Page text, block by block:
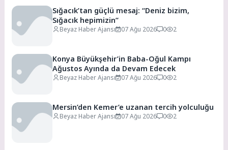
Sığacık’tan güçlü mesaj: “Deniz bizim,
Sığacık hepimizin”
Beyaz Haber Ajansı 07 Ağu 2026 0 2
Konya Büyükşehir’in Baba-Oğul Kampı
Ağustos Ayında da Devam Edecek
Beyaz Haber Ajansı 07 Ağu 2026 0 2
Mersin’den Kemer’e uzanan tercih yolculuğu
Beyaz Haber Ajansı 07 Ağu 2026 0 2